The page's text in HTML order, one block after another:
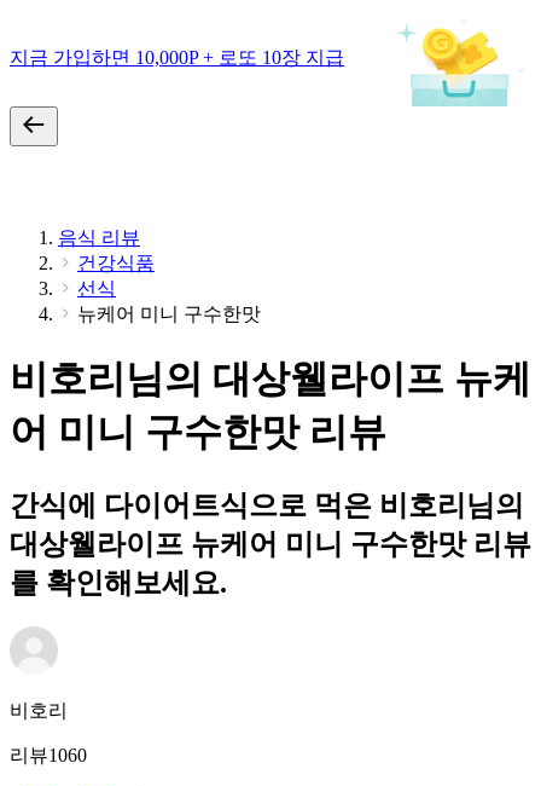
지금 가입하면 10,000P + 로또 10장 지급
음식 리뷰
건강식품
선식
뉴케어 미니 구수한맛
비호리님의 대상웰라이프 뉴케
어 미니 구수한맛 리뷰
간식에 다이어트식으로 먹은 비호리님의
대상웰라이프 뉴케어 미니 구수한맛 리뷰
를 확인해보세요.
비호리
리뷰1060